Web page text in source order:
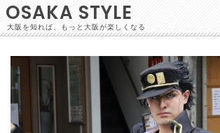
OSAKA STYLE
大阪を知れば、もっと大阪が楽しくなる